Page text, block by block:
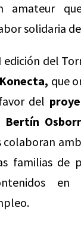
amateur
solidaria
edición del
que
del
Bertín
colaboran
familias de